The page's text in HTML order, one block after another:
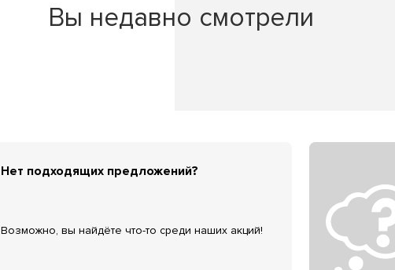
Вы недавно смотрели
Нет подходящих предложений?
Возможно, вы найдёте что-то среди наших акций!